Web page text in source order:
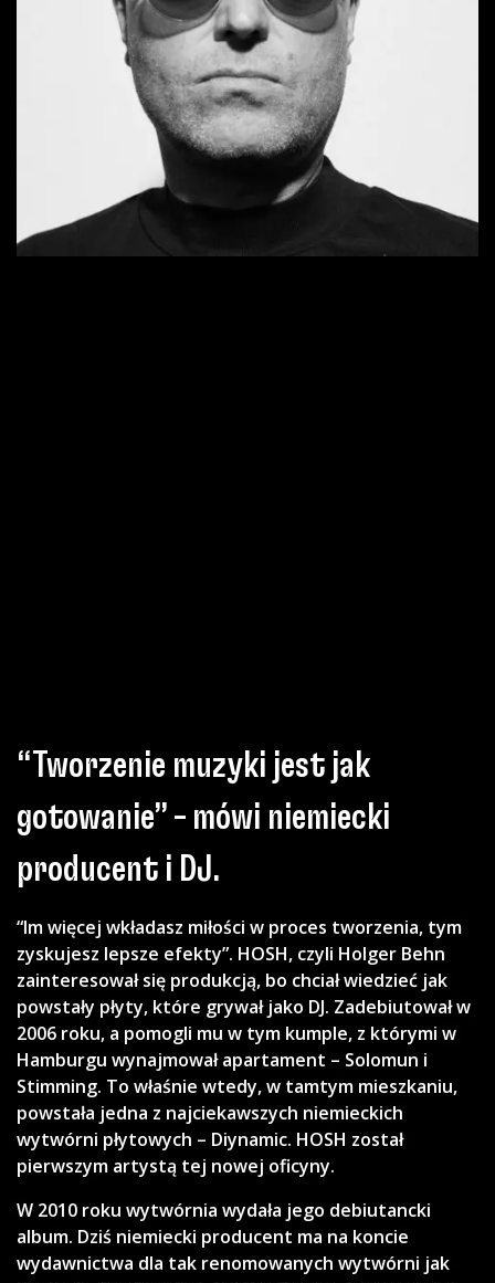
“Tworzenie muzyki jest jak
gotowanie” – mówi niemiecki
producent i DJ.
“Im więcej wkładasz miłości w proces tworzenia, tym
zyskujesz lepsze efekty”. HOSH, czyli Holger Behn
zainteresował się produkcją, bo chciał wiedzieć jak
powstały płyty, które grywał jako DJ. Zadebiutował w
2006 roku, a pomogli mu w tym kumple, z którymi w
Hamburgu wynajmował apartament – Solomun i
Stimming. To właśnie wtedy, w tamtym mieszkaniu,
powstała jedna z najciekawszych niemieckich
wytwórni płytowych – Diynamic. HOSH został
pierwszym artystą tej nowej oficyny.
W 2010 roku wytwórnia wydała jego debiutancki
album. Dziś niemiecki producent ma na koncie
wydawnictwa dla tak renomowanych wytwórni jak